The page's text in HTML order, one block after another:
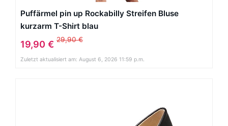
Puffärmel pin up Rockabilly Streifen Bluse
kurzarm T-Shirt blau
19,90 € 29,90 €
Zuletzt aktualisiert am: August 6, 2026 11:59 p.m.